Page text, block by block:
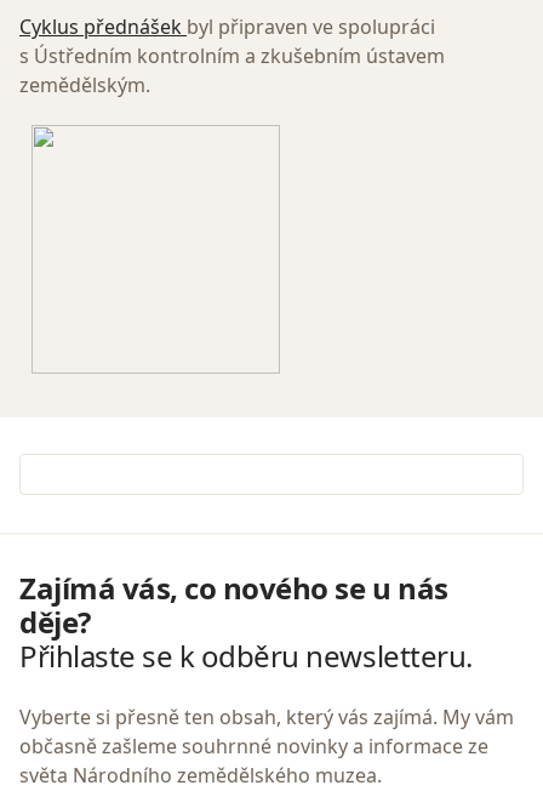
Cyklus přednášek byl připraven ve spolupráci
s Ústředním kontrolním a zkušebním ústavem
zemědělským.
Zajímá vás, co nového se u nás
děje?
Přihlaste se k odběru newsletteru.
Vyberte si přesně ten obsah, který vás zajímá. My vám
občasně zašleme souhrnné novinky a informace ze
světa Národního zemědělského muzea.